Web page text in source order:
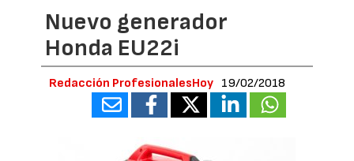
Nuevo generador
Honda EU22i
Redacción ProfesionalesHoy 19/02/2018